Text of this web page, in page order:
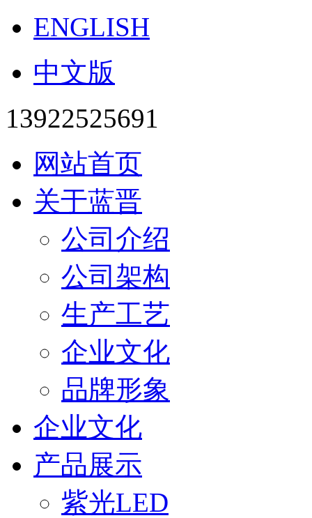
ENGLISH
中文版
13922525691
网站首页
关于蓝晋
公司介绍
公司架构
生产工艺
企业文化
品牌形象
企业文化
产品展示
紫光LED